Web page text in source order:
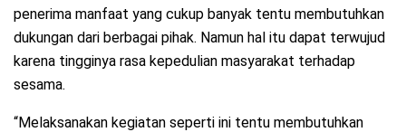
penerima manfaat yang cukup banyak tentu membutuhkan
dukungan dari berbagai pihak. Namun hal itu dapat terwujud
karena tingginya rasa kepedulian masyarakat terhadap
sesama.
“Melaksanakan kegiatan seperti ini tentu membutuhkan